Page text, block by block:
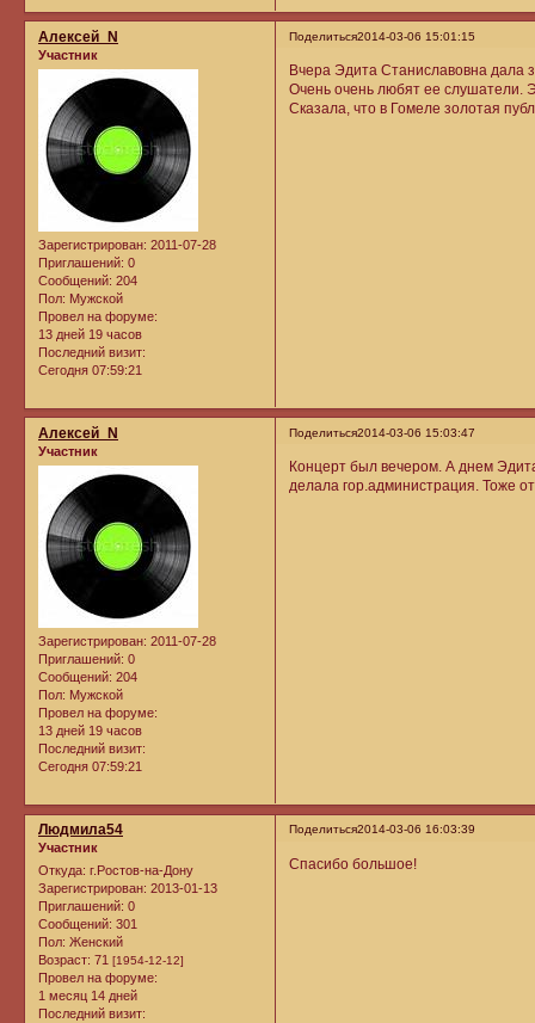
Поделиться2014-03-06 15:01:15
Алексей_N
Участник
Зарегистрирован: 2011-07-28
Приглашений: 0
Сообщений: 204
Пол: Мужской
Провел на форуме:
13 дней 19 часов
Последний визит:
Сегодня 07:59:21
Вчера Эдита Станиславовна дала
Очень очень любят ее слушатели.
Сказала, что в Гомеле золотая
Поделиться2014-03-06 15:03:47
Алексей_N
Участник
Зарегистрирован: 2011-07-28
Приглашений: 0
Сообщений: 204
Пол: Мужской
Провел на форуме:
13 дней 19 часов
Последний визит:
Сегодня 07:59:21
Концерт был вечером. А днем
делала гор.администрация. Тоже
Поделиться2014-03-06 16:03:39
Людмила54
Участник
Откуда: г.Ростов-на-Дону
Зарегистрирован: 2013-01-13
Приглашений: 0
Сообщений: 301
Пол: Женский
Возраст: 71 [1954-12-12]
Провел на форуме:
1 месяц 14 дней
Последний визит:
Спасибо большое!